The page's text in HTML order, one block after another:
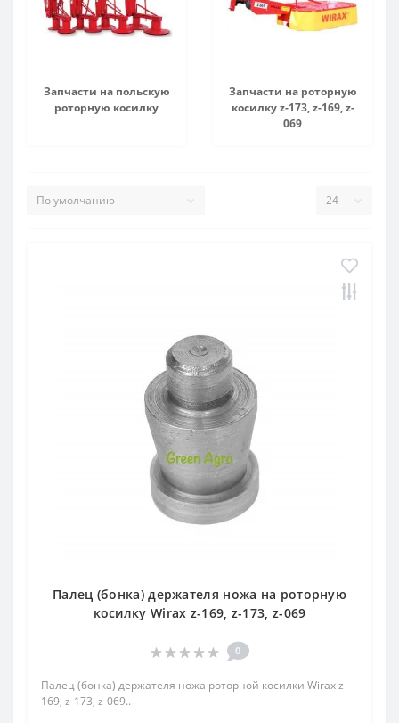
42 место)
Запчасти на польскую
роторную косилку
Запчасти на роторную
косилку z-173, z-169, z-
069
Палец (бонка) держателя ножа на роторную
косилку Wirax z-169, z-173, z-069
0
Палец (бонка) держателя ножа роторной косилки Wirax z-
169, z-173, z-069..